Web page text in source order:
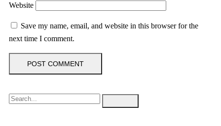
Website
Save my name, email, and website in this browser for the
next time I comment.